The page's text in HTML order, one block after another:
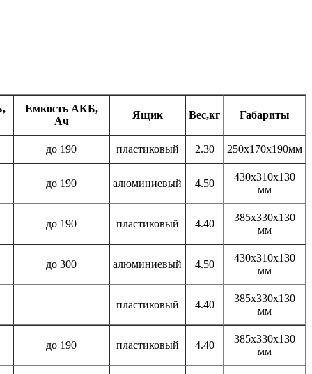
Емкость АКБ,
Ач
Ящик Вес,кг Габариты
до 190 пластиковый 2.30 250х170х190мм
до 190 алюминиевый 4.50
430х310х130
мм
до 190 пластиковый 4.40
385х330х130
мм
до 300 алюминиевый 4.50
430х310х130
мм
— пластиковый 4.40
385х330х130
мм
до 190 пластиковый 4.40
385х330х130
мм